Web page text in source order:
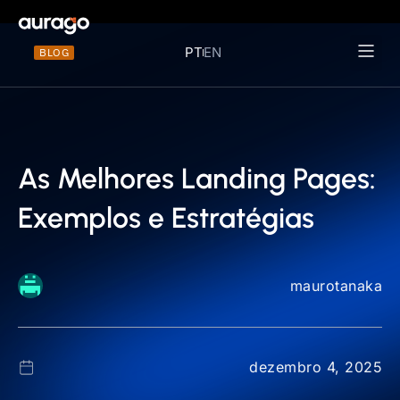
BLOG PTEN
As Melhores Landing Pages:
Exemplos e Estratégias
maurotanaka
dezembro 4, 2025